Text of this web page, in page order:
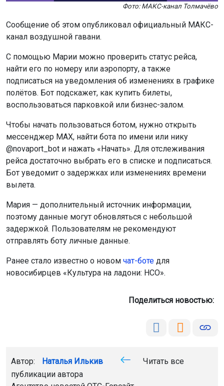
Фото: МАКС-канал Толмачёво
Сообщение об этом опубликовал официальный МАКС-
канал воздушной гавани.
С помощью Марии можно проверить статус рейса,
найти его по номеру или аэропорту, а также
подписаться на уведомления об изменениях в графике
полётов. Бот подскажет, как купить билеты,
воспользоваться парковкой или бизнес-залом.
Чтобы начать пользоваться ботом, нужно открыть
мессенджер MAX, найти бота по имени или нику
@novaport_bot и нажать «Начать». Для отслеживания
рейса достаточно выбрать его в списке и подписаться.
Бот уведомит о задержках или изменениях времени
вылета.
Мария — дополнительный источник информации,
поэтому данные могут обновляться с небольшой
задержкой. Пользователям не рекомендуют
отправлять боту личные данные.
Ранее стало известно о новом чат-боте для
новосибирцев «Культура на ладони: НСО».
Поделиться новостью:
Автор: Наталья Илькив
Читать все
публикации автора